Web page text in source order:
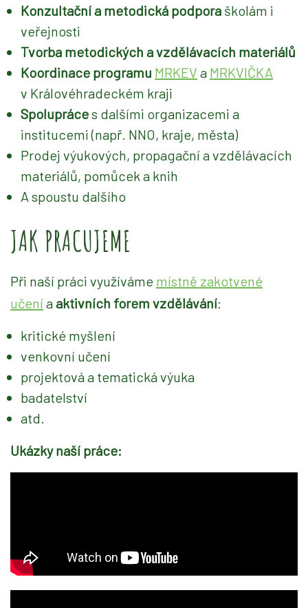
Konzultační a metodická podpora školám i
veřejnosti
Tvorba metodických a vzdělávacích materiálů
Koordinace programu MRKEV a MRKVIČKA
v Královéhradeckém kraji
Spolupráces dalšími organizacemi a
institucemi (např. NNO, kraje, města)
Prodej výukových, propagační a vzdělávacích
materiálů, pomůcek a knih
A spoustu dalšího
JAK PRACUJEME
Při naší práci využíváme místně zakotvené
učení aaktivních forem vzdělávání:
kritické myšlení
venkovní učení
projektová a tematická výuka
badatelství
atd.
Ukázky naší práce: